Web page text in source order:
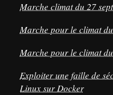
Marche climat du 27
Marche pour le climat
Marche pour le climat
Exploiter une faille de
Linux sur Docker